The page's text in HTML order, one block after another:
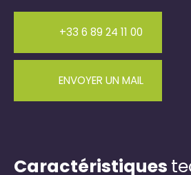
+33 6 89 24 11 00
ENVOYER UN MAIL
Caractéristiques